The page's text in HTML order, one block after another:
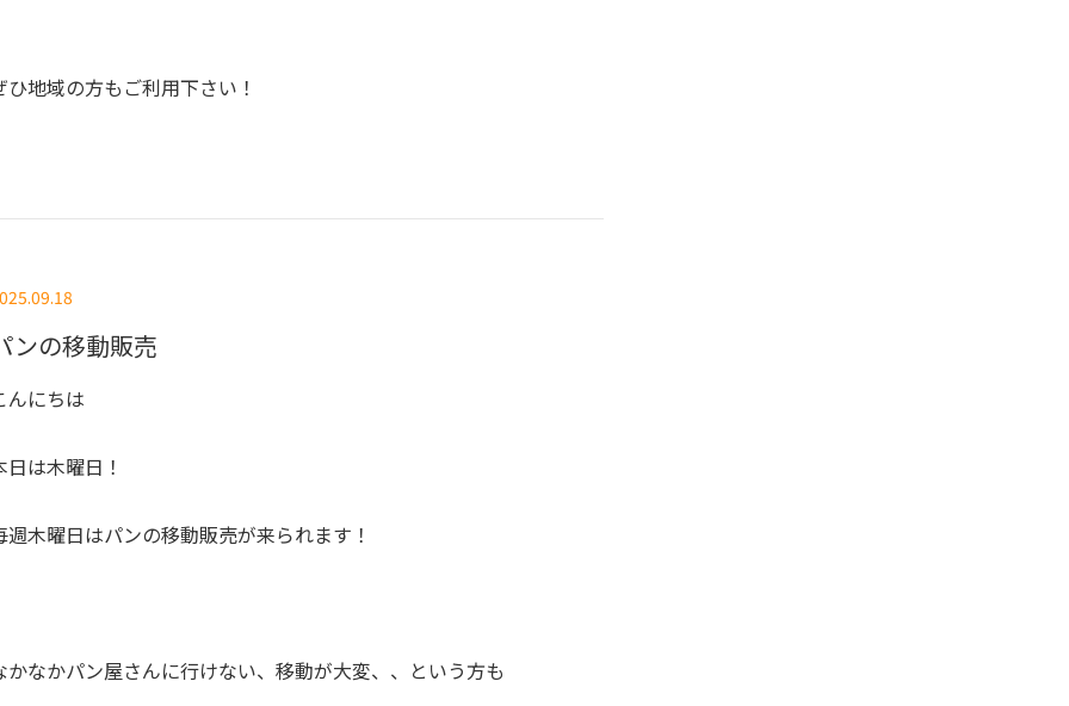
ひ地域の方もご利用下さい！
ンの移動販売
んにちは
日は木曜日！
週木曜日はパンの移動販売が来られます！
かなかパン屋さんに行けない、移動が大変、、という方も